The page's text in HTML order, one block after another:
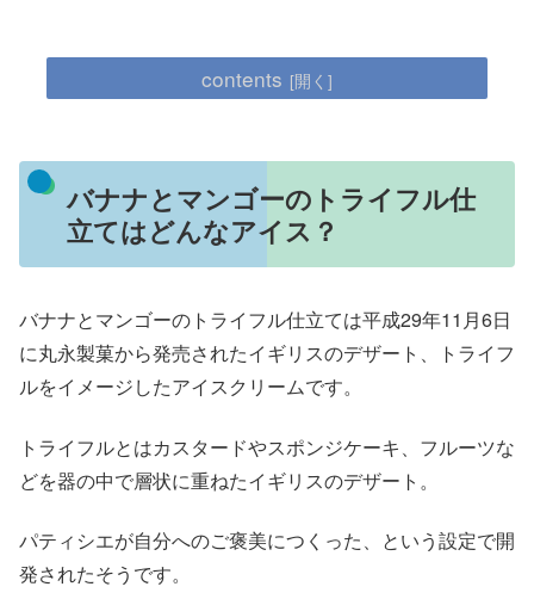
contents
バナナとマンゴーのトライフル仕
立てはどんなアイス？
バナナとマンゴーのトライフル仕立ては平成29年11月6日
に丸永製菓から発売されたイギリスのデザート、トライフ
ルをイメージしたアイスクリームです。
トライフルとはカスタードやスポンジケーキ、フルーツな
どを器の中で層状に重ねたイギリスのデザート。
パティシエが自分へのご褒美につくった、という設定で開
発されたそうです。